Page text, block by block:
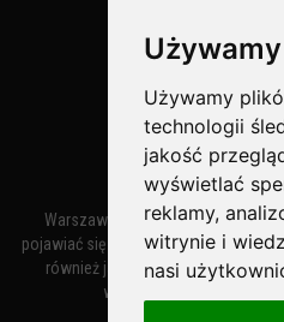
Używamy
technologii
jakość
wyświetlać
reklamy,
witrynie i
nasi
Bezpieczne
Warszawa – miasto stołeczne
pojawiać się w dokumentach w XIV
również jako Warszowa. Zmiana
wynikała z mazowieckiej